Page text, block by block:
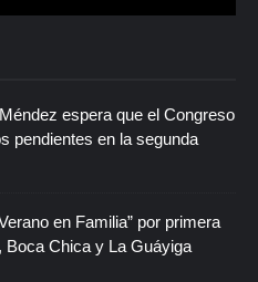
espera que el Congreso
pendientes en la segunda
en Familia” por primera
Boca Chica y La Guáyiga